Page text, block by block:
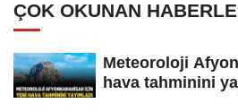
ÇOK OKUNAN
Meteoroloji
hava tahminini